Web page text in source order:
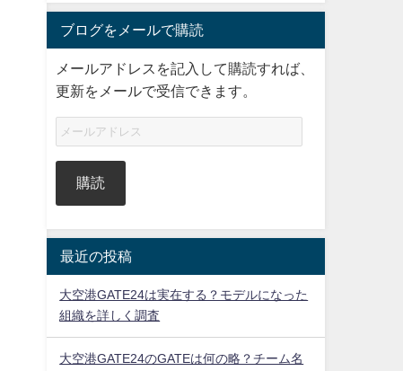
ブログをメールで購読
メールアドレスを記入して購読すれば、
更新をメールで受信できます。
購読
最近の投稿
大空港GATE24は実在する？モデルになった
組織を詳しく調査
大空港GATE24のGATEは何の略？チーム名